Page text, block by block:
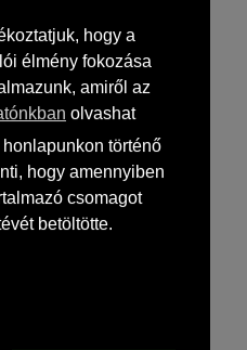
hogy a
élmény fokozása
amiről az
olvashat
történő
hogy amennyiben
csomagot
betöltötte.
– 25 x 25 x 9 cm
Ft+ ÁFA)
– 25 x 25 x 9 cm